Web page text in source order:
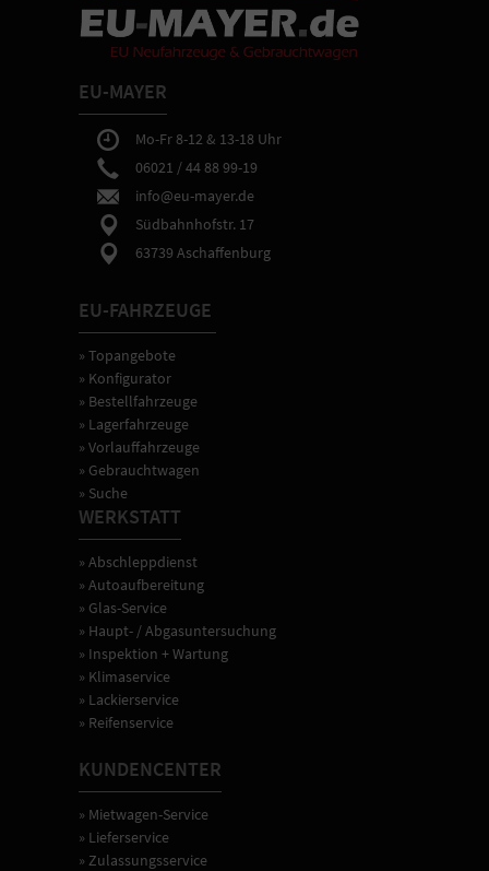
bei
gewünschten
Einstellungen
EU-MAYER
Mo-Fr 8-12 & 13-18 Uhr
06021 / 44 88 99-19
info@eu-mayer.de
Südbahnhofstr. 17
63739 Aschaffenburg
EU-FAHRZEUGE
» Topangebote
» Konfigurator
» Bestellfahrzeuge
» Lagerfahrzeuge
» Vorlauffahrzeuge
» Gebrauchtwagen
» Suche
WERKSTATT
» Abschleppdienst
» Autoaufbereitung
» Glas-Service
» Haupt- / Abgasuntersuchung
» Inspektion + Wartung
» Klimaservice
» Lackierservice
» Reifenservice
KUNDENCENTER
» Mietwagen-Service
» Lieferservice
» Zulassungsservice